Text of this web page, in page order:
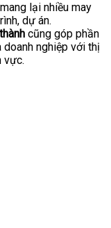
lại nhiều may
dự án.
cũng góp phần
doanh nghiệp với thị
vực.